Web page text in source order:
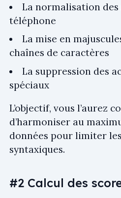
La normalisation des
téléphone
La mise en
chaînes de caractères
La suppression des
spéciaux
L’objectif, vous l’aurez
d’harmoniser au
données pour limiter
syntaxiques.
#2 Calcul des